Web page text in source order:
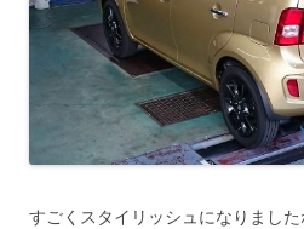
すごくスタイリッシュになりました